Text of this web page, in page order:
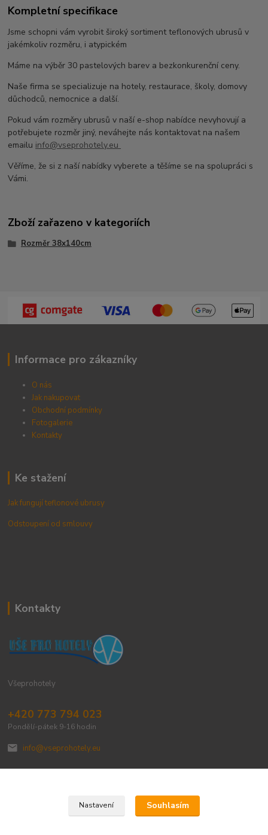
Kompletní specifikace
Jsme schopni vám vyrobit široký sortiment teflonových ubrusů v
jakémkoliv rozměru, i atypickém
Máme na výběr 30 pastelových barev a bezkonkurenční ceny.
Naše firma se specializuje na hotely, restaurace, školy, domovy
důchodců, nemocnice a další.
Pokud vám rozměry ubrusů v naší e-shop nabídce nevyhovují a
potřebujete rozměr jiný, neváhejte nás kontaktovat na našem
emailu info@vseprohotely.eu
Věříme, že si z naší nabídky vyberete a těšíme se na spolupráci s
Vámi.
Zboží zařazeno v kategoriích
Rozměr 38x140cm
Informace pro zákazníky
O nás
Jak nakupovat
Obchodní podmínky
Fotogalerie
Kontakty
Ke stažení
Jak fungují teflonové ubrusy
Odstoupení od smlouvy
Kontakty
Všeprohotely
+420 773 794 023
Pondělí-pátek 9-16 hodin
info@vseprohotely.eu
Upravit sběr cookies.
Nastavení Souhlasím